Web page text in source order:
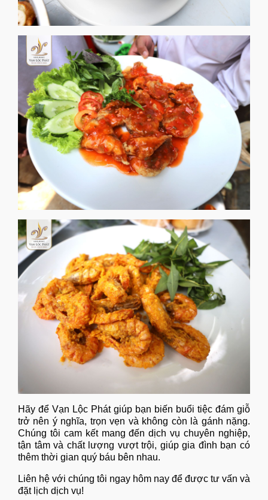
Hãy để Vạn Lộc Phátgiúp bạn biến buổi tiệc đám giỗ
trở nên ý nghĩa, trọn vẹn và không còn là gánh nặng.
Chúng tôi cam kết mang đến dịch vụ chuyên nghiệp,
tận tâm và chất lượng vượt trội, giúp gia đình bạn có
thêm thời gian quý báu bên nhau.
Liên hệ với chúng tôi ngay hôm nay để được tư vấn và
đặt lịch dịch vụ!